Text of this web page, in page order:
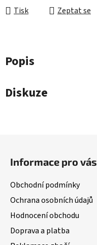
Tisk
Zeptat se
Popis
Diskuze
Informace pro vás
Obchodní podmínky
Ochrana osobních údajů
Hodnocení obchodu
Doprava a platba